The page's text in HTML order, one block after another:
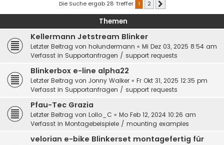
Die Suche ergab 28 Treffer 1 2
Themen
Kellermann Jetstream Blinker
Letzter Beitrag von holundermann « Mi Dez 03, 2025 8:54 am
Verfasst in Supportanfragen / support requests
Blinkerbox e-line alpha22
Letzter Beitrag von Jonny Walker « Fr Okt 31, 2025 12:35 pm
Verfasst in Supportanfragen / support requests
Pfau-Tec Grazia
Letzter Beitrag von Lollo_C « Mo Feb 12, 2024 10:26 am
Verfasst in Montagebeispiele / mounting examples
velorian e-bike Blinkerset montagefertig für